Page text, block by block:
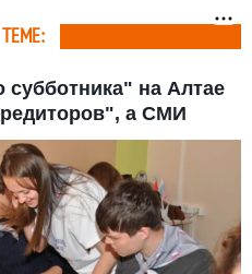
субботника" на Алтае
а СМИ